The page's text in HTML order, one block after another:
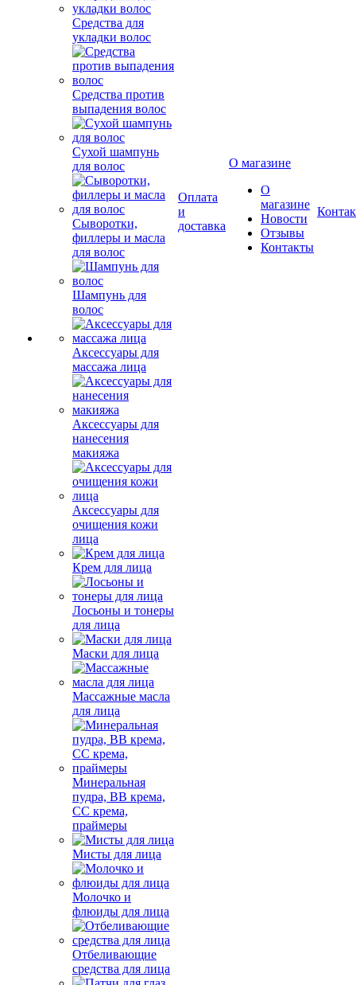
Средства для
укладки волос
Средства против
выпадения волос
Сухой шампунь
для волос
Сыворотки,
филлеры и масла
для волос
Шампунь для
волос
Аксессуары для
массажа лица
Аксессуары для
нанесения
макияжа
Аксессуары для
очищения кожи
лица
Крем для лица
Лосьоны и тонеры
для лица
Маски для лица
Массажные масла
для лица
Минеральная
пудра, BB крема,
СС крема,
праймеры
Мисты для лица
Молочко и
флюиды для лица
Отбеливающие
средства для лица
О магазине